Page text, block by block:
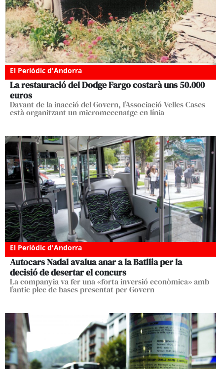
El Periòdic d'Andorra
La restauració del Dodge Fargo costarà uns 50.000
euros
Davant de la inacció del Govern, l’Associació Velles Cases
està organitzant un micromecenatge en línia
El Periòdic d'Andorra
Autocars Nadal avalua anar a la Batllia per la
decisió de desertar el concurs
La companyia va fer una «forta inversió econòmica» amb
l’antic plec de bases presentat per Govern